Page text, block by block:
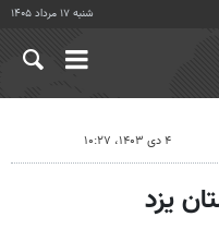
شنبه ۱۷ مرداد ۱۴۰۵
۴ دی ۱۴۰۳، ۱۰:۲۷
یزد